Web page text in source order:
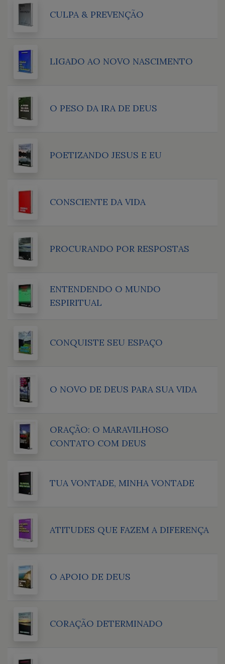
CULPA & PREVENÇÃO
LIGADO AO NOVO NASCIMENTO
O PESO DA IRA DE DEUS
POETIZANDO JESUS E EU
CONSCIENTE DA VIDA
PROCURANDO POR RESPOSTAS
ENTENDENDO O MUNDO
ESPIRITUAL
CONQUISTE SEU ESPAÇO
O NOVO DE DEUS PARA SUA VIDA
ORAÇÃO: O MARAVILHOSO
CONTATO COM DEUS
TUA VONTADE, MINHA VONTADE
ATITUDES QUE FAZEM A DIFERENÇA
O APOIO DE DEUS
CORAÇÃO DETERMINADO